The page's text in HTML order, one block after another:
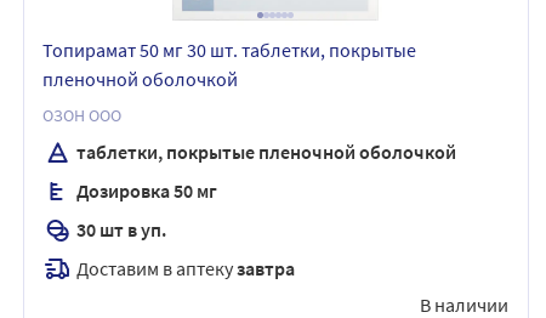
Топирамат 50 мг 30 шт. таблетки, покрытые
пленочной оболочкой
ОЗОН ООО
таблетки, покрытые пленочной оболочкой
Дозировка 50 мг
30 шт в уп.
Доставим в аптекузавтра
В наличии